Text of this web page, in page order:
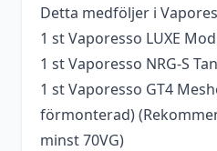
Detta medföljer i
1 st Vaporesso LUXE Mod
1 st Vaporesso NRG-S
1 st Vaporesso GT4
förmonterad)
minst 70VG)